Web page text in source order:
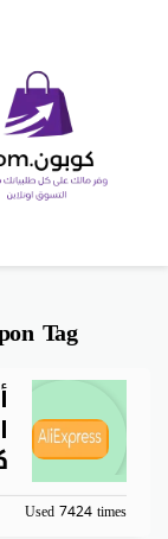
Tag:
Used 7424 times